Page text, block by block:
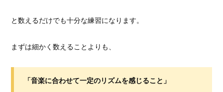
と数えるだけでも十分な練習になります。
まずは細かく数えることよりも、
「音楽に合わせて一定のリズムを感じること」